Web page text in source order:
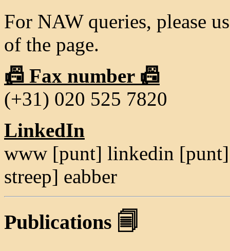
For NAW queries, please
of the page.
📠 Fax number 📠
(+31) 020 525 7820
LinkedIn
www [punt] linkedin [punt]
streep] eabber
Publications 🗐